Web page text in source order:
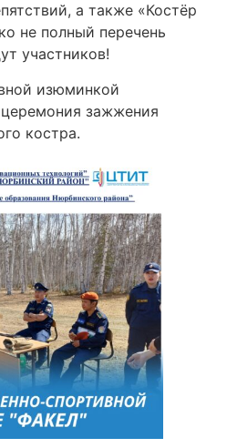
а также «Костёр
не полный перечень
участников!
изюминкой
зажжения
костра.